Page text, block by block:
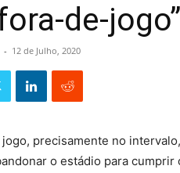
de-jogo”
- 12 de Julho, 2020
precisamente no
o estádio para